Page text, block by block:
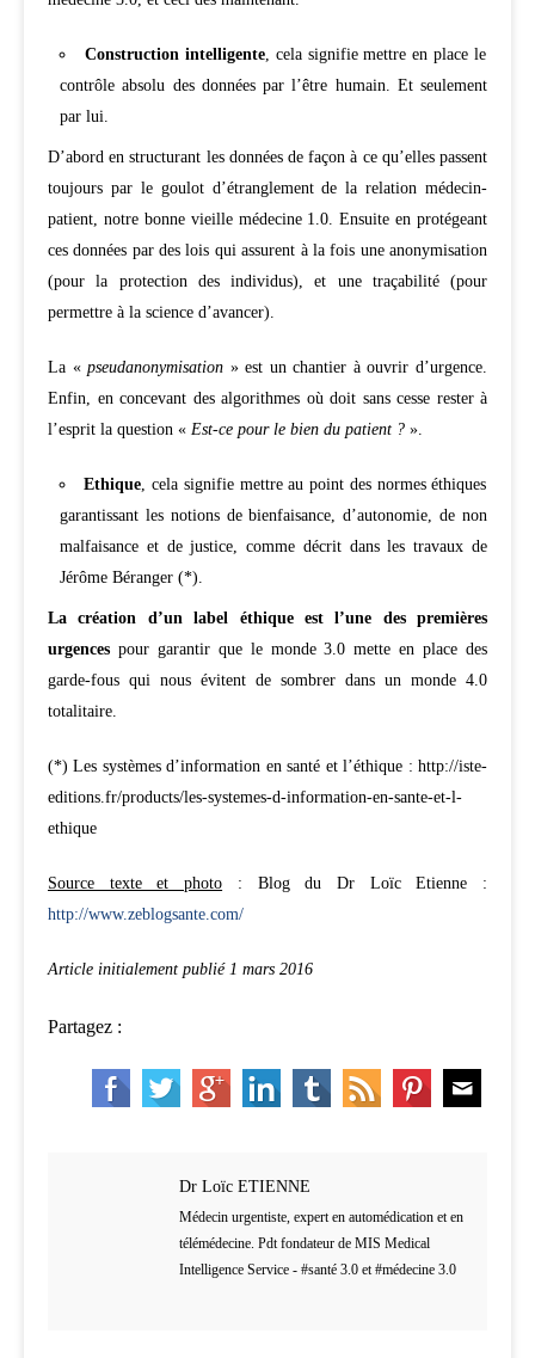
Construction intelligente, cela signifie mettre en place le
contrôle absolu des données par l’être humain. Et seulement
par lui.
D’abord en structurant les données de façon à ce qu’elles passent
toujours par le goulot d’étranglement de la relation médecin-
patient, notre bonne vieille médecine 1.0. Ensuite en protégeant
ces données par des lois qui assurent à la fois une anonymisation
(pour la protection des individus), et une traçabilité (pour
permettre à la science d’avancer).
La «pseudanonymisation » est un chantier à ouvrir d’urgence.
Enfin, en concevant des algorithmes où doit sans cesse rester à
l’esprit la question « Est-ce pour le bien du patient ? ».
Ethique , cela signifie mettre au point des normes éthiques
garantissant les notions de bienfaisance, d’autonomie, de non
malfaisance et de justice, comme décrit dans les travaux de
Jérôme Béranger (*).
La création d’un label éthique est l’une des premières
urgences pour garantir que le monde 3.0 mette en place des
garde-fous qui nous évitent de sombrer dans un monde 4.0
totalitaire.
(*) Les systèmes d’information en santé et l’éthique : http://iste-
editions.fr/products/les-systemes-d-information-en-sante-et-l-
ethique
Source texte et photo : Blog du Dr Loïc Etienne :
http://www.zeblogsante.com/
Article initialement publié 1 mars 2016
Partagez :
Dr Loïc ETIENNE
Médecin urgentiste, expert en automédication et en
télémédecine. Pdt fondateur de MIS Medical
Intelligence Service - #santé 3.0 et #médecine 3.0